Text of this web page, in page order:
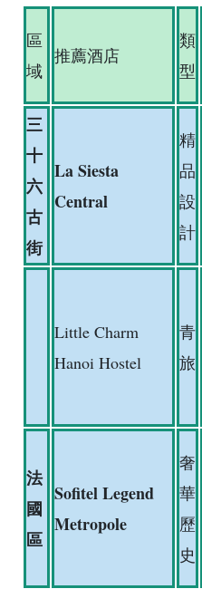
區
域
推薦酒店
類
型
三
十
六
古
街
La Siesta
Central
精
品
設
計
Little Charm
Hanoi Hostel
青
旅
法
國
區
Sofitel Legend
Metropole
奢
華
歷
史